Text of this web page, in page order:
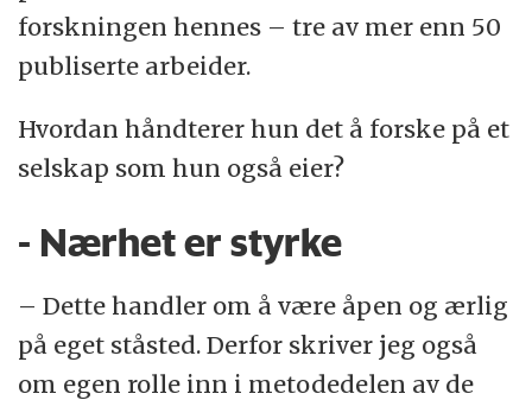
forskningen hennes – tre av mer enn 50
publiserte arbeider.
Hvordan håndterer hun det å forske på et
selskap som hun også eier?
- Nærhet er styrke
– Dette handler om å være åpen og ærlig
på eget ståsted. Derfor skriver jeg også
om egen rolle inn i metodedelen av de